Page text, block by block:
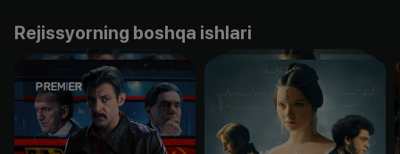
Rejissyorning boshqa ishlari